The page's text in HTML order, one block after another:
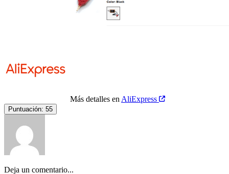
Más detalles en AliExpress
Puntuación: 55
Deja un comentario...